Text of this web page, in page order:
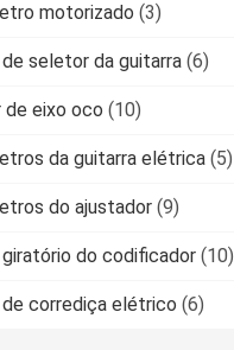
motorizado (3)
seletor da guitarra (6)
de eixo oco (10)
da guitarra elétrica (5)
do ajustador (9)
do codificador (10)
corrediça elétrico (6)